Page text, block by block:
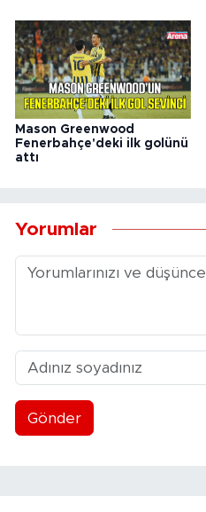
Mason Greenwood
Fenerbahçe'deki ilk golünü
attı
Yorumlar
Gönder